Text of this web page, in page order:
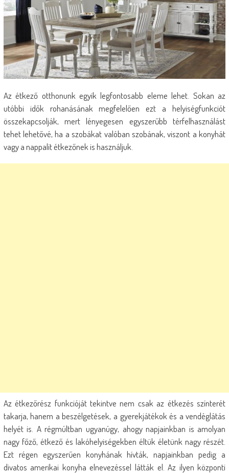
Az étkező otthonunk egyik legfontosabb eleme lehet. Sokan az
utóbbi idők rohanásának megfelelően ezt a helyiségfunkciót
összekapcsolják, mert lényegesen egyszerűbb térfelhasználást
tehet lehetővé, ha a szobákat valóban szobának, viszont a konyhát
vagy a nappalit étkezőnek is használjuk.
Az étkezőrész funkcióját tekintve nem csak az étkezés színterét
takarja, hanem a beszélgetések, a gyerekjátékok és a vendéglátás
helyét is. A régmúltban ugyanúgy, ahogy napjainkban is amolyan
nagy főző, étkező és lakóhelyiségekben éltük életünk nagy részét.
Ezt régen egyszerűen konyhának hívták, napjainkban pedig a
divatos amerikai konyha elnevezéssel látták el. Az ilyen központi